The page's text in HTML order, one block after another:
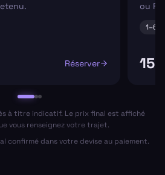
Réserver
ou
1–6
à titre indicatif. Le prix final est affiché
vous renseignez votre trajet.
confirmé dans votre devise au paiement.